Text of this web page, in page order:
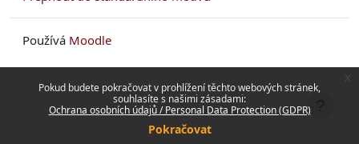
Pokud budete pokračovat v prohlížení těchto webových stránek,
souhlasíte s našimi zásadami:
Ochrana osobních údajů / Personal Data Protection (GDPR)
Pokračovat
Používá Moodle